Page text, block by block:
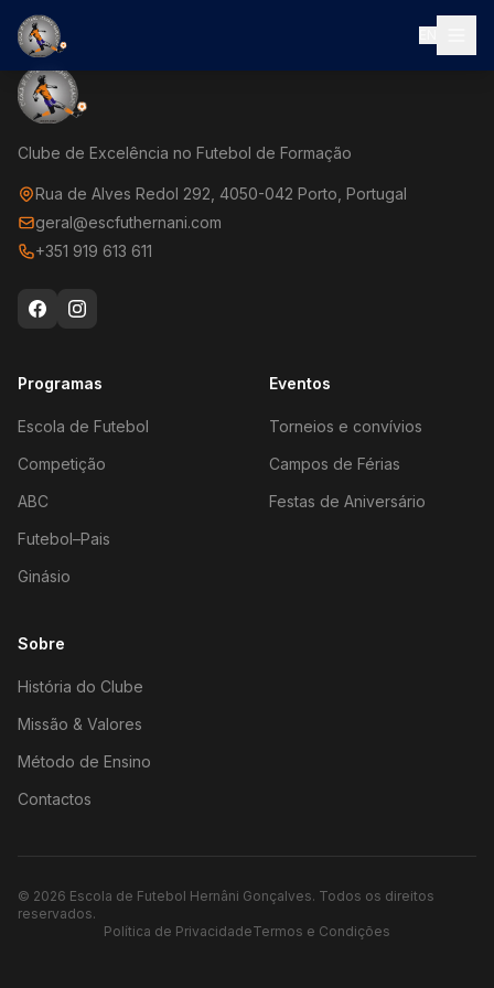
Clube de Excelência no Futebol de Formação
Rua de Alves Redol 292, 4050-042 Porto, Portugal
geral@escfuthernani.com
+351 919 613 611
Programas
Escola de Futebol
Competição
ABC
Futebol–Pais
Ginásio
Eventos
Torneios e convívios
Campos de Férias
Festas de Aniversário
Sobre
História do Clube
Missão & Valores
Método de Ensino
Contactos
© 2026 Escola de Futebol Hernâni Gonçalves. Todos os direitos
reservados.
Política de PrivacidadeTermos e Condições